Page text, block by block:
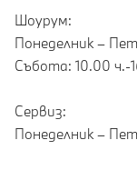
Шоурум:
Понеделник –
Събота: 10.00 ч.-
Сервиз:
Понеделник –